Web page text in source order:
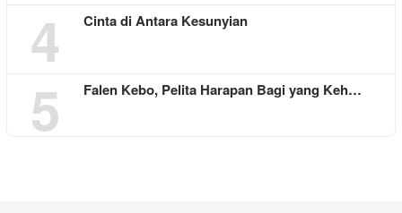
4 Cinta di Antara Kesunyian
5 Falen Kebo, Pelita Harapan Bagi yang Keh…